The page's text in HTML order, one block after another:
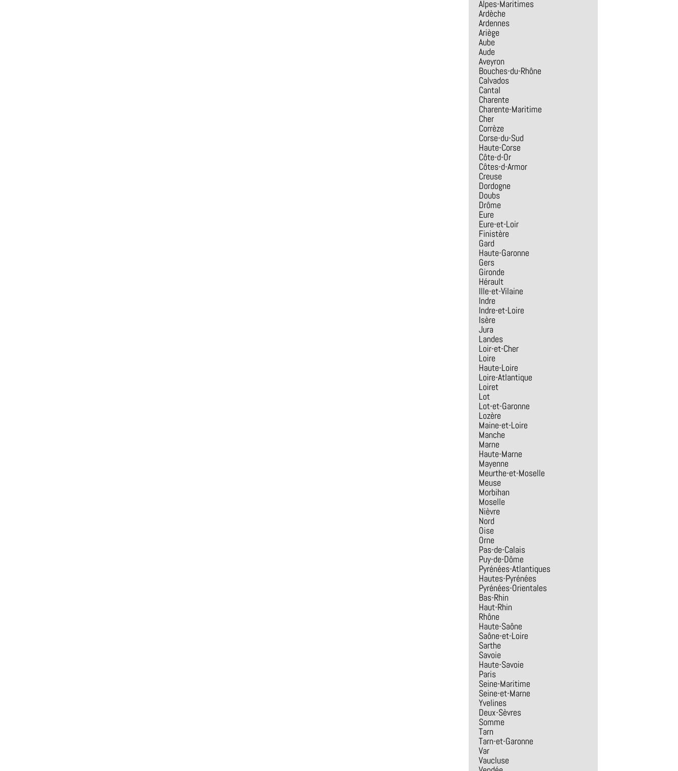
Alpes-Maritimes
Ardèche
Ardennes
Ariège
Aube
Aude
Aveyron
Bouches-du-Rhône
Calvados
Cantal
Charente
Charente-Maritime
Cher
Corrèze
Corse-du-Sud
Haute-Corse
Côte-d-Or
Côtes-d-Armor
Creuse
Dordogne
Doubs
Drôme
Eure
Eure-et-Loir
Finistère
Gard
Haute-Garonne
Gers
Gironde
Hérault
Ille-et-Vilaine
Indre
Indre-et-Loire
Isère
Jura
Landes
Loir-et-Cher
Loire
Haute-Loire
Loire-Atlantique
Loiret
Lot
Lot-et-Garonne
Lozère
Maine-et-Loire
Manche
Marne
Haute-Marne
Mayenne
Meurthe-et-Moselle
Meuse
Morbihan
Moselle
Nièvre
Nord
Oise
Orne
Pas-de-Calais
Puy-de-Dôme
Pyrénées-Atlantiques
Hautes-Pyrénées
Pyrénées-Orientales
Bas-Rhin
Haut-Rhin
Rhône
Haute-Saône
Saône-et-Loire
Sarthe
Savoie
Haute-Savoie
Paris
Seine-Maritime
Seine-et-Marne
Yvelines
Deux-Sèvres
Somme
Tarn
Tarn-et-Garonne
Var
Vaucluse